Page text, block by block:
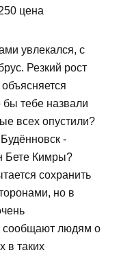
цена
увлекался, с
Резкий рост
бы тебе назвали
всех опустили?
-
Бете Кимры?
сохранить
но в
сообщают людям о
в таких